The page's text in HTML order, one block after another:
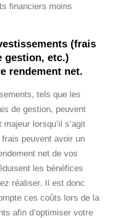
financiers moins
(frais
gestion, etc.)
rendement net.
tels que les
de gestion, peuvent
lorsqu’il s’agit
peuvent avoir un
net de vos
les bénéfices
réaliser. Il est donc
ces coûts lors de la
afin d’optimiser votre